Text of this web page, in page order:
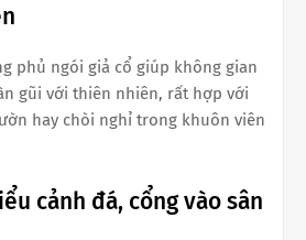
phủ ngói giả cổ giúp không gian
gũi với thiên nhiên, rất hợp với
hay chòi nghỉ trong khuôn viên
cảnh đá, cổng vào sân